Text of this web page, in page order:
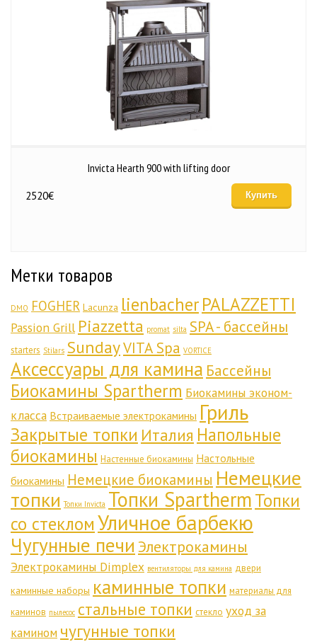
Invicta Hearth 900 with lifting door
2520€ Купить
Метки товаров
DMO FOGHER Lacunza lienbacherPALAZZETTI
Passion Grill Piazzetta promat silta SPA - бассейны
starters Stilars SundayVITA Spa VORTICE
Аксессуары для камина Бассейны
Биокамины Spartherm Биокамины эконом-
класса Встраиваемые электрокамины Гриль
Закрытые топки Италия Напольные
биокамины Настенные биокамины Настольные
биокамины Немецкие биокамины Немецкие
топки Топки Invicta Топки SparthermТопки
со стекломУличное барбекю
Чугунные печи Электрокамины
Электрокамины Dimplex вентиляторы для камина двери
каминные наборы каминные топки материалы для
каминов пылесос стальные топки стекло уход за
камином чугунные топки